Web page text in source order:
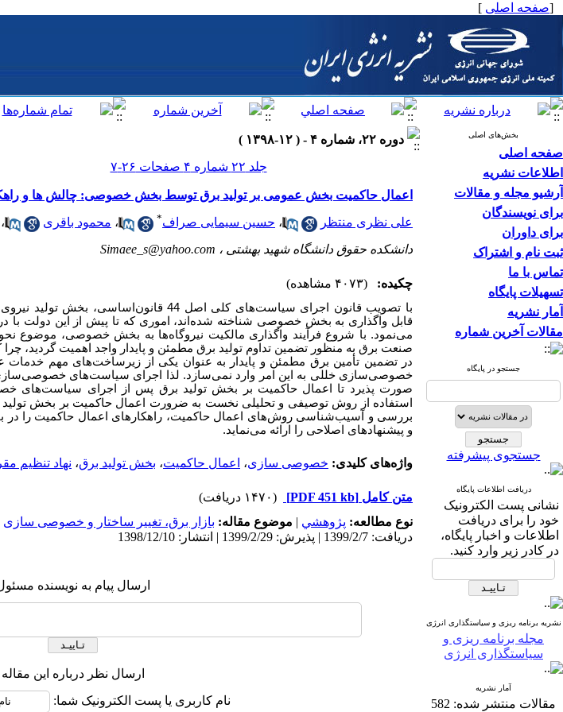
[صفحه اصلی ]
بخش‌های اصلی
صفحه اصلی
اطلاعات نشریه
آرشیو مجله و مقالات
برای نویسندگان
برای داوران
ثبت نام و اشتراک
تماس با ما
تسهیلات پایگاه
آمار نشریه
مقالات آخرین شماره
جستجو در پایگاه
جستجوی پیشرفته
دریافت اطلاعات پایگاه
نشانی پست الکترونیک
خود را برای دریافت
اطلاعات و اخبار پایگاه،
در کادر زیر وارد کنید.
نشریه برنامه ریزی و سیاستگذاری انرژی
مجله برنامه ریزی و
سیاستگذاری انرژی
آمار نشریه
مقالات منتشر شده: 582
دوره ۲۲، شماره ۴ - ( ۱۲-۱۳۹۸ )
جلد ۲۲ شماره ۴ صفحات ۲۶-۷
اعمال حاکمیت بخش عمومی بر تولید برق توسط بخش خصوصی: چالش ها و
علی نظری منتظر ، حسین سیمایی صراف* ، محمود باقری ،
دانشکده حقوق دانشگاه شهید بهشتی ، Simaee_s@yahoo.com
چکیده: (۴۰۷۳ مشاهده)
با تصویب قانون اجرای سیاست‌های کلی اصل 44
قابل واگذاری به بخش خصوصی شناخته شده‌اند، اموری که تا پیش از این دولت با
می‌نمود. با شروع فرآیند واگذاری مالکیت نیروگاه‌ها به بخش خصوصی، موضوع
در تضمین تأمین برق مطمئن و پایدار به عنوان یکی از زیرساخت‌های مهم
خصوصی‌سازی خللی به این امر وارد نمی‌سازد. لذا اجرای سیاست‌های
صورت پذیرد تا اعمال حاکمیت بر بخش تولید برق پس از اجرای سیاستهای
استفاده از روش توصیفی و تحلیلی نخست به ضرورت اعمال حاکمیت بر بخش
بررسی و آسیب‌شناسی روش‌های اعمال حاکمیت، راهکارهای اعمال حاکمیت را
و پیشنهادهای اصلاحی را ارائه می‌نماید.
واژه‌های کلیدی: خصوصی سازی، اعمال حاکمیت، بخش تولید برق، نهاد تنظیم
متن کامل [PDF 451 kb]
(۱۴۷۰ دریافت)
نوع مطالعه: پژوهشي | موضوع مقاله: بازار برق، تغيير ساختار و خصوصی سازی
دریافت: 1399/2/7 | پذیرش: 1399/2/29 | انتشار: 1398/12/10
ارسال پیام به نویسنده
ارسال نظر درباره این مقاله
نام کاربری یا پست الکترونیک شما: